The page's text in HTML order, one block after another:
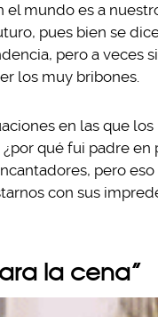
mundo es a
pues bien se
pero a veces
los muy bribones.
en las que
qué fui padre en
pero
con sus
la cena”